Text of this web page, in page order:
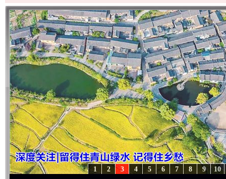
10
9
8
7
6
5
4
3
2
1